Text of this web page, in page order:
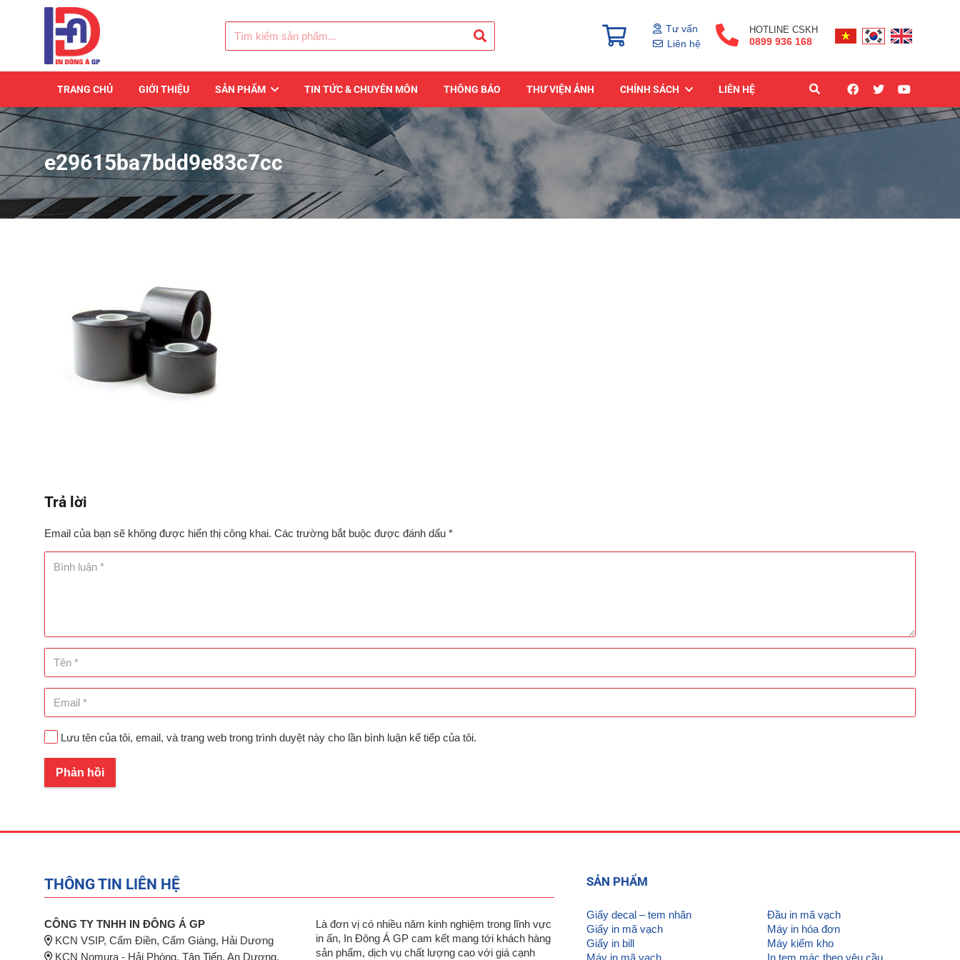
Tư vấn
Liên hệ
HOTLINE CSKH
0899 936 168
TRANG CHỦ GIỚI THIỆU SẢN PHẨM TIN TỨC & CHUYÊN MÔN THÔNG BÁO THƯ VIỆN ẢNH CHÍNH SÁCH LIÊN HỆ
e29615ba7bdd9e83c7cc
Trả lời
Email của bạn sẽ không được hiển thị công khai. Các trường bắt buộc được đánh dấu *
Lưu tên của tôi, email, và trang web trong trình duyệt này cho lần bình luận kế tiếp của tôi.
Phản hồi
THÔNG TIN LIÊN HỆ
CÔNG TY TNHH IN ĐÔNG Á GP
KCN VSIP, Cẩm Điền, Cẩm Giàng, Hải Dương
KCN Nomura - Hải Phòng, Tân Tiến, An Dương,
Là đơn vị có nhiều năm kinh nghiệm trong lĩnh vực
in ấn, In Đông Á GP cam kết mang tới khách hàng
sản phẩm, dịch vụ chất lượng cao với giá cạnh
SẢN PHẨM
Giấy decal – tem nhãn
Giấy in mã vạch
Giấy in bill
Máy in mã vạch
Đầu in mã vạch
Máy in hóa đơn
Máy kiểm kho
In tem mác theo yêu cầu